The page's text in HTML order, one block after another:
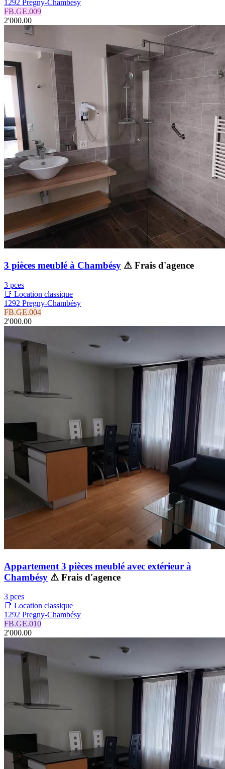
1292 Pregny-Chambésy
FB.GE.009
2'000.00
3 pièces meublé à Chambésy ⚠ Frais d'agence
3 pces
📑 Location classique
1292 Pregny-Chambésy
FB.GE.004
2'000.00
Appartement 3 pièces meublé avec extérieur à
Chambésy ⚠ Frais d'agence
3 pces
📑 Location classique
1292 Pregny-Chambésy
FB.GE.010
2'000.00